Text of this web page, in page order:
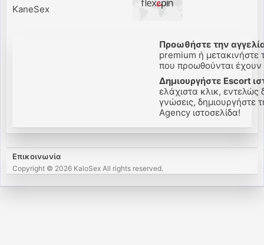
KaneSex
Προωθήστε την
premium ή μετακινήστε
που προωθούνται έχουν
Δημιουργήστε Escort
ελάχιστα κλικ, εντελώς
γνώσεις, δημιουργήστε
Agency ιστοσελίδα!
Επικοινωνία
Copyright © 2026 KaloSex All rights reserved.